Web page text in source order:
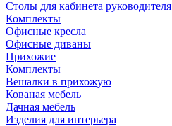
Столы для кабинета руководителя
Комплекты
Офисные кресла
Офисные диваны
Прихожие
Комплекты
Вешалки в прихожую
Кованая мебель
Дачная мебель
Изделия для интерьера